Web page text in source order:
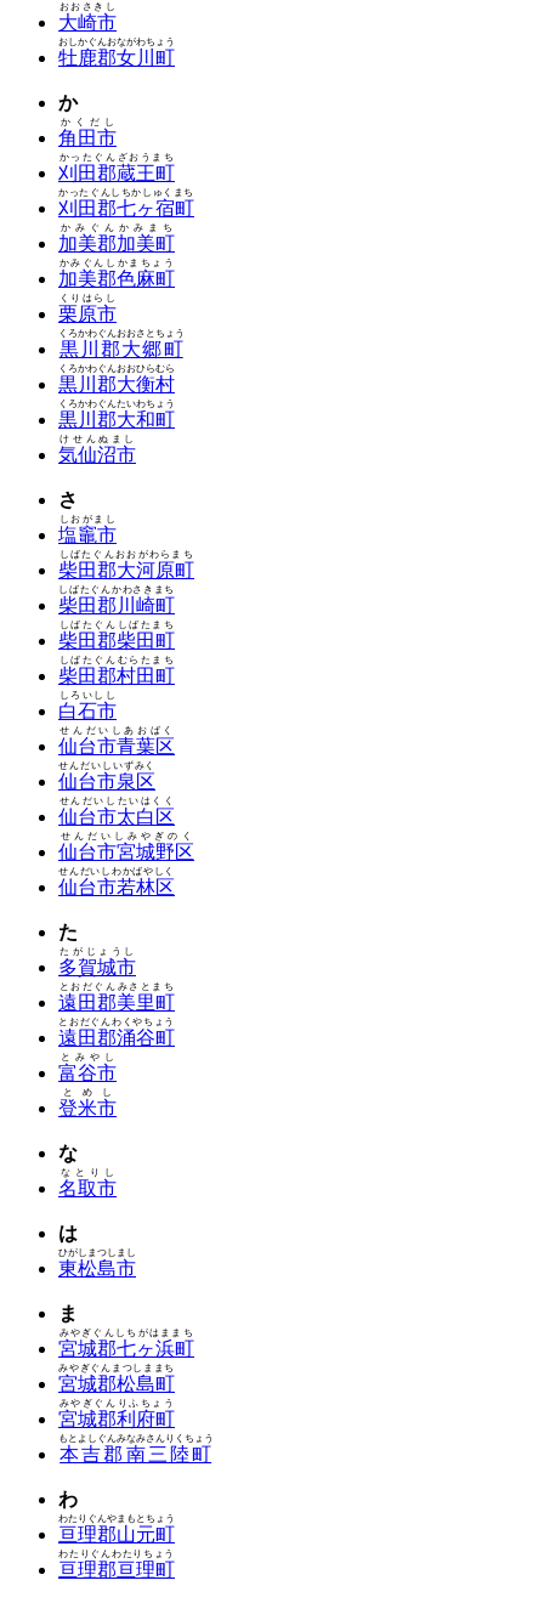
大崎市
おおさきし
牡鹿郡女川町
おしかぐんおながわちょう
か
角田市
かくだし
刈田郡蔵王町
かったぐんざおうまち
刈田郡七ヶ宿町
かったぐんしちかしゅくまち
加美郡加美町
かみぐんかみまち
加美郡色麻町
かみぐんしかまちょう
栗原市
くりはらし
黒川郡大郷町
くろかわぐんおおさとちょう
黒川郡大衡村
くろかわぐんおおひらむら
黒川郡大和町
くろかわぐんたいわちょう
気仙沼市
けせんぬまし
さ
塩竈市
しおがまし
柴田郡大河原町
しばたぐんおおがわらまち
柴田郡川崎町
しばたぐんかわさきまち
柴田郡柴田町
しばたぐんしばたまち
柴田郡村田町
しばたぐんむらたまち
白石市
しろいしし
仙台市青葉区
せんだいしあおばく
仙台市泉区
せんだいしいずみく
仙台市太白区
せんだいしたいはくく
仙台市宮城野区
せんだいしみやぎのく
仙台市若林区
せんだいしわかばやしく
た
多賀城市
たがじょうし
遠田郡美里町
とおだぐんみさとまち
遠田郡涌谷町
とおだぐんわくやちょう
富谷市
とみやし
登米市
とめし
な
名取市
なとりし
は
東松島市
ひがしまつしまし
ま
宮城郡七ヶ浜町
みやぎぐんしちがはままち
宮城郡松島町
みやぎぐんまつしままち
宮城郡利府町
みやぎぐんりふちょう
本吉郡南三陸町
もとよしぐんみなみさんりくちょう
わ
亘理郡山元町
わたりぐんやまもとちょう
亘理郡亘理町
わたりぐんわたりちょう